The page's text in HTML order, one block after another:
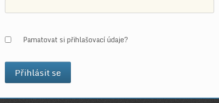
Pamatovat si přihlašovací údaje?